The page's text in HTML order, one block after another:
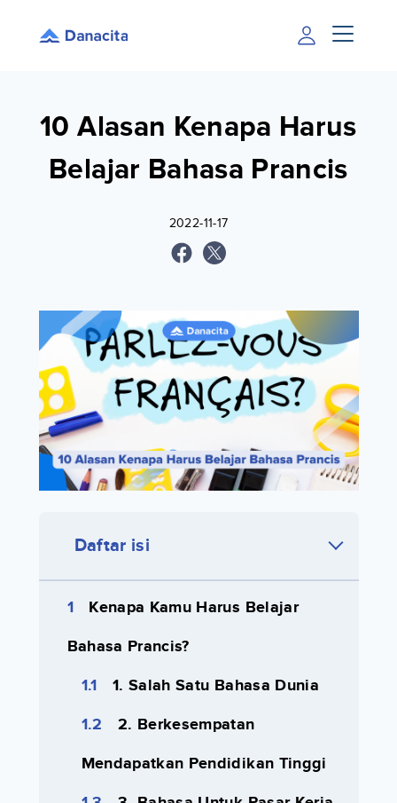
10 Alasan Kenapa Harus
Belajar Bahasa Prancis
2022-11-17
Daftar isi
Kenapa Kamu Harus Belajar
Bahasa Prancis?
1. Salah Satu Bahasa Dunia
2. Berkesempatan
Mendapatkan Pendidikan Tinggi